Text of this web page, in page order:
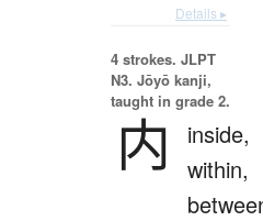
Details ▸
4 strokes. JLPT
N3. Jōyō kanji,
taught in grade 2.
内
inside,
within,